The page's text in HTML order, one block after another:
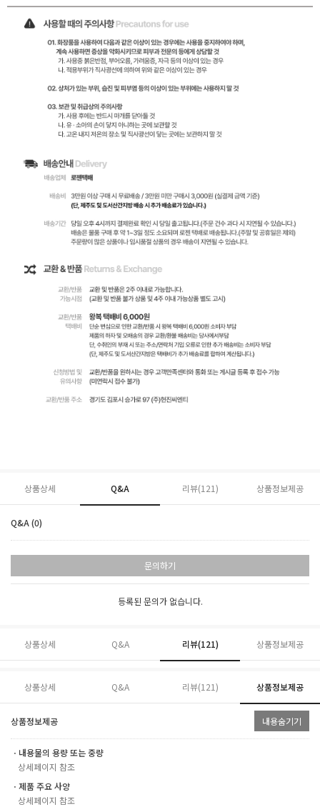
상품상세 Q&A 리뷰(121) 상품정보제공
Q&A (0)
문의하기
등록된 문의가 없습니다.
상품상세 Q&A 리뷰(121) 상품정보제공
상품상세 Q&A 리뷰(121) 상품정보제공
상품정보제공 내용숨기기
ㆍ내용물의 용량 또는 중량
상세페이지 참조
ㆍ제품 주요 사양
상세페이지 참조